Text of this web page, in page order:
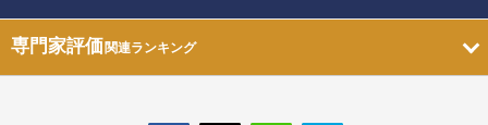
専門家評価関連ランキング